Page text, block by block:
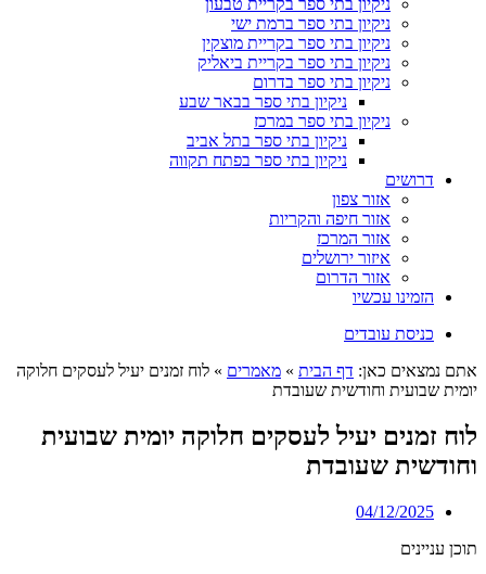
ניקיון בתי ספר בקריית טבעון
ניקיון בתי ספר ברמת ישי
ניקיון בתי ספר בקריית מוצקין
ניקיון בתי ספר בקריית ביאליק
ניקיון בתי ספר בדרום
ניקיון בתי ספר בבאר שבע
ניקיון בתי ספר במרכז
ניקיון בתי ספר בתל אביב
ניקיון בתי ספר בפתח תקווה
דרושים
אזור צפון
אזור חיפה והקריות
אזור המרכז
איזור ירושלים
אזור הדרום
הזמינו עכשיו
כניסת עובדים
אתם נמצאים כאן: דף הבית » מאמרים » לוח זמנים יעיל לעסקים חלוקה
יומית שבועית וחודשית שעובדת
לוח זמנים יעיל לעסקים חלוקה יומית שבועית
וחודשית שעובדת
04/12/2025
תוכן עניינים